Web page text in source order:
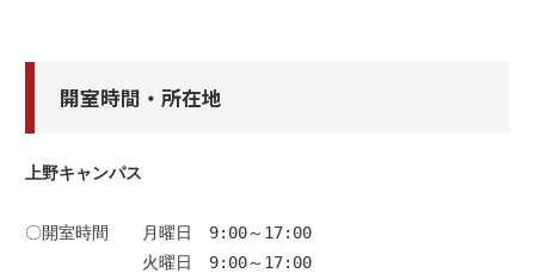
開室時間・所在地
上野キャンパス
〇開室時間　　月曜日　9:00～17:00
火曜日　9:00～17:00